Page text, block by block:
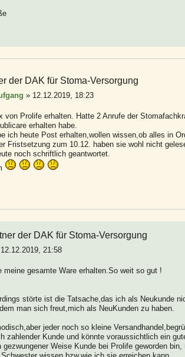
der DAK für Stoma-Versorgung
» 12.12.2019, 18:23
von Prolife erhalten. Hatte 2 Anrufe der
erhalten habe.
ich heute Post erhalten,wollen wissen,ob alles in
Fristsetzung zum 10.12. haben sie wohl nicht
noch schriftlich geantwortet.
der DAK für Stoma-Versorgung
21:58
meine gesamte Ware erhalten.So weit so gut !
störte ist die Tatsache,das ich als Neukunde
man sich freut,mich als NeuKunden zu haben.
jeder noch so kleine
zahlender Kunde und könnte voraussichtlich ein
gezwungener Weise Kunde bei Prolife geworden